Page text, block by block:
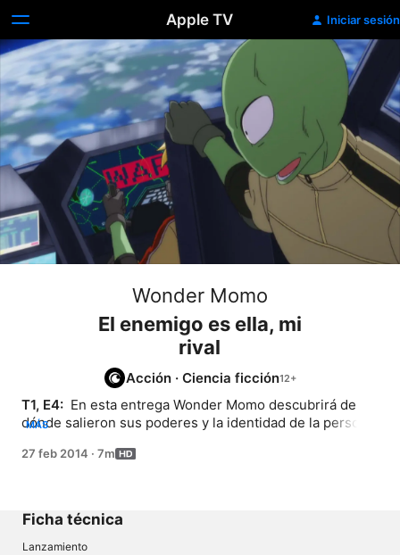
Apple TV Iniciar sesión
Wonder Momo
El enemigo es ella, mi
rival
Acción · Ciencia ficción
T1, E4: En esta entrega Wonder Momo descubrirá de
dónde salieron sus poderes y la identidad de la persona
nuevamente y tendrá una intensa discusión con
MÁS
27 feb 2014 · 7m
Ficha técnica
Lanzamiento